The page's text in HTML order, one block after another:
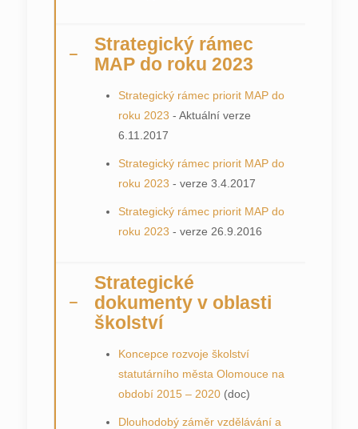
Strategický rámec
MAP do roku 2023
Strategický rámec priorit MAP do
roku 2023 - Aktuální verze
6.11.2017
Strategický rámec priorit MAP do
roku 2023 - verze 3.4.2017
Strategický rámec priorit MAP do
roku 2023 - verze 26.9.2016
Strategické
dokumenty v oblasti
školství
Koncepce rozvoje školství
statutárního města Olomouce na
období 2015 – 2020(doc)
Dlouhodobý záměr vzdělávání a